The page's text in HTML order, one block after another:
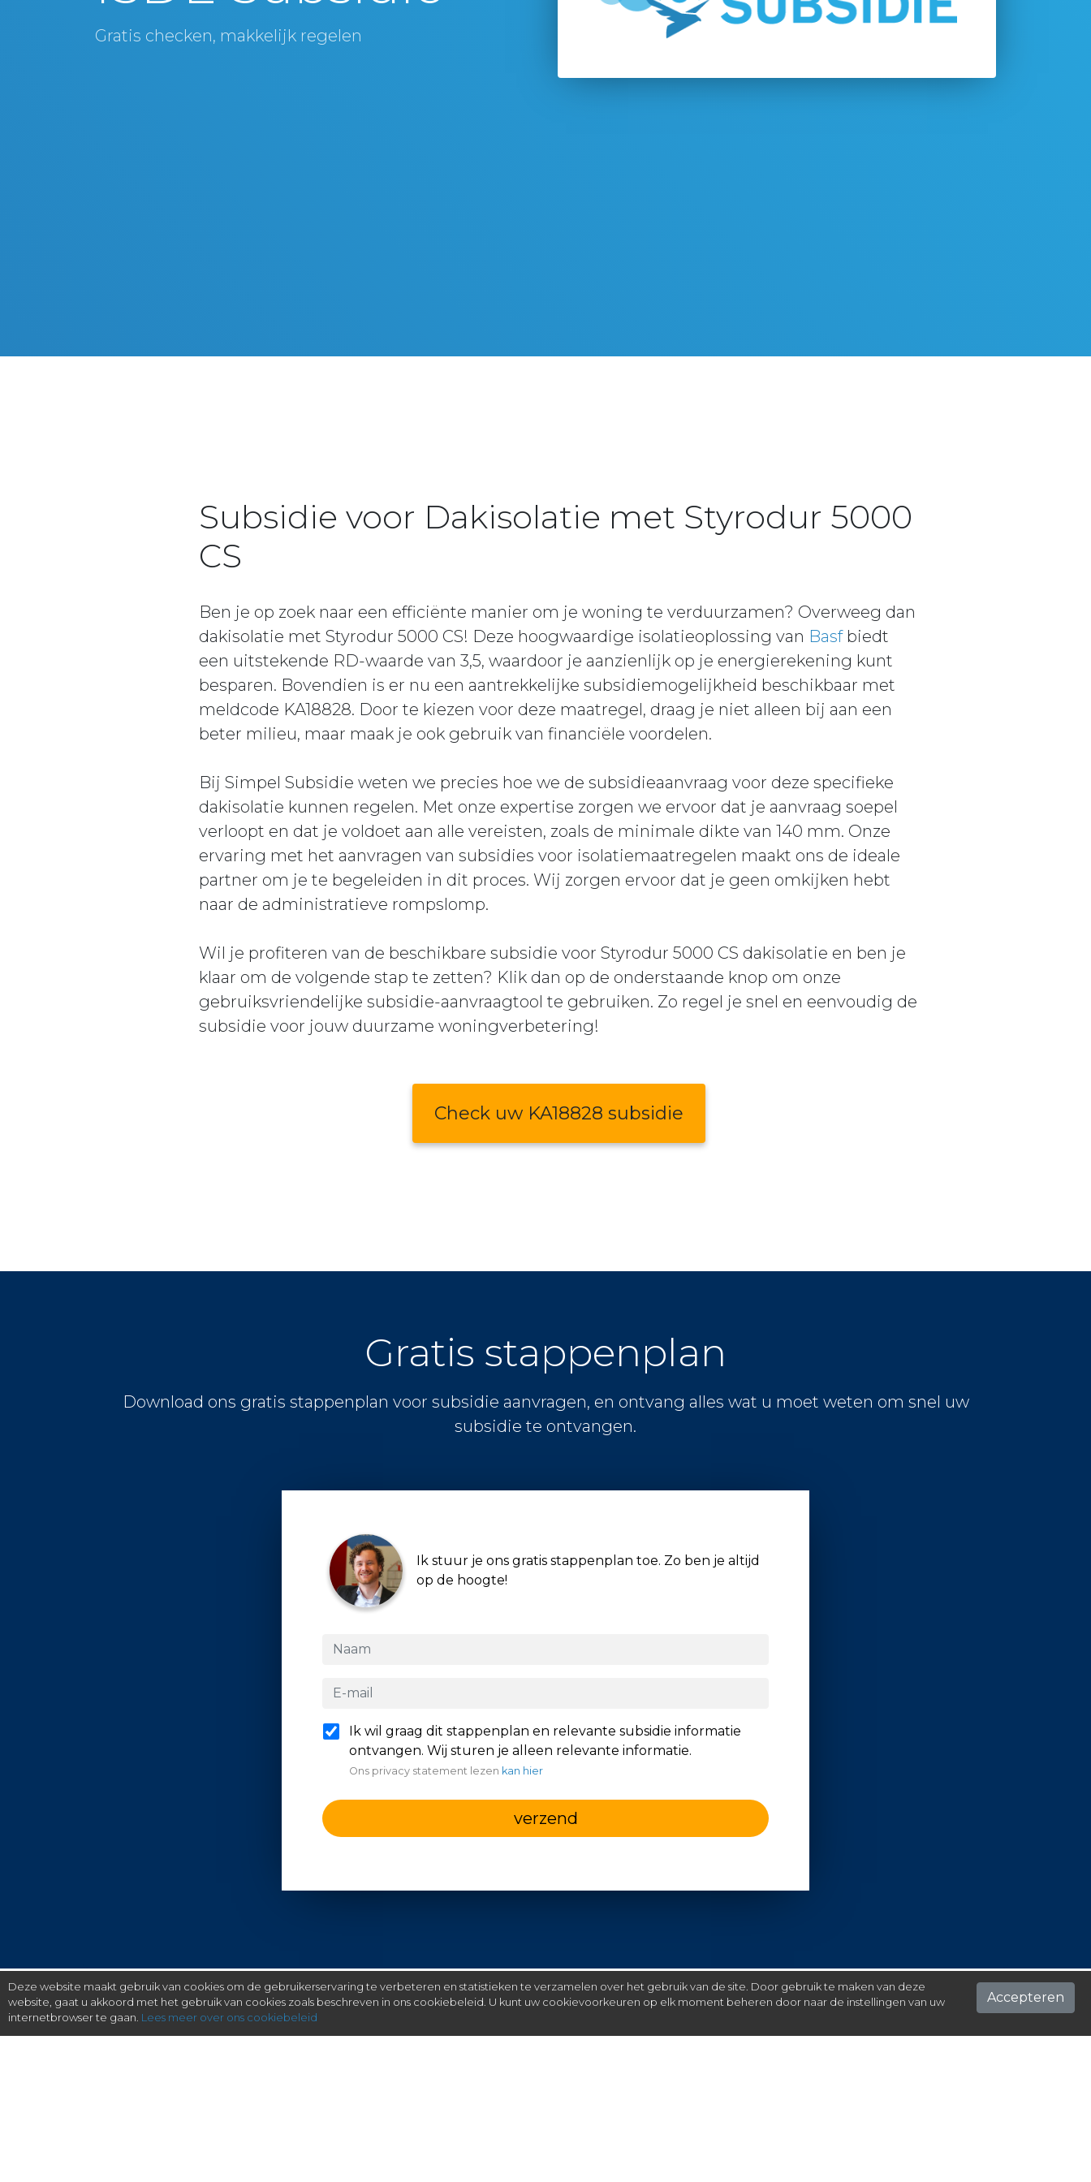
Gratis checken, makkelijk regelen
Subsidie voor Dakisolatie met Styrodur 5000
CS
Ben je op zoek naar een efficiënte manier om je woning te verduurzamen? Overweeg dan
dakisolatie met Styrodur 5000 CS! Deze hoogwaardige isolatieoplossing van Basfbiedt
een uitstekende RD-waarde van 3,5, waardoor je aanzienlijk op je energierekening kunt
besparen. Bovendien is er nu een aantrekkelijke subsidiemogelijkheid beschikbaar met
meldcode KA18828. Door te kiezen voor deze maatregel, draag je niet alleen bij aan een
beter milieu, maar maak je ook gebruik van financiële voordelen.
Bij Simpel Subsidie weten we precies hoe we de subsidieaanvraag voor deze specifieke
dakisolatie kunnen regelen. Met onze expertise zorgen we ervoor dat je aanvraag soepel
verloopt en dat je voldoet aan alle vereisten, zoals de minimale dikte van 140 mm. Onze
ervaring met het aanvragen van subsidies voor isolatiemaatregelen maakt ons de ideale
partner om je te begeleiden in dit proces. Wij zorgen ervoor dat je geen omkijken hebt
naar de administratieve rompslomp.
Wil je profiteren van de beschikbare subsidie voor Styrodur 5000 CS dakisolatie en ben je
klaar om de volgende stap te zetten? Klik dan op de onderstaande knop om onze
gebruiksvriendelijke subsidie-aanvraagtool te gebruiken. Zo regel je snel en eenvoudig de
subsidie voor jouw duurzame woningverbetering!
Check uw KA18828 subsidie
Gratis stappenplan
Download ons gratis stappenplan voor subsidie aanvragen, en ontvang alles wat u moet weten om snel uw
subsidie te ontvangen.
Ik stuur je ons gratis stappenplan toe. Zo ben je altijd
op de hoogte!
Ik wil graag dit stappenplan en relevante subsidie informatie
ontvangen. Wij sturen je alleen relevante informatie.
Ons privacy statement lezen kan hier
verzend
Deze website maakt gebruik van cookies om de gebruikerservaring te verbeteren en statistieken te verzamelen over het gebruik van de site. Door gebruik te maken van deze
website, gaat u akkoord met het gebruik van cookies zoals beschreven in ons cookiebeleid. U kunt uw cookievoorkeuren op elk moment beheren door naar de instellingen van uw
internetbrowser te gaan. Lees meer over ons cookiebeleid
Accepteren